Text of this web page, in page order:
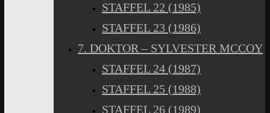
STAFFEL 22 (1985)
STAFFEL 23 (1986)
7. DOKTOR – SYLVESTER MCCOY
STAFFEL 24 (1987)
STAFFEL 25 (1988)
STAFFEL 26 (1989)